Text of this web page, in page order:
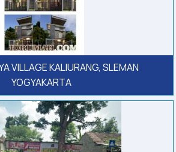
VILLAGE KALIURANG, SLEMAN
YOGYAKARTA